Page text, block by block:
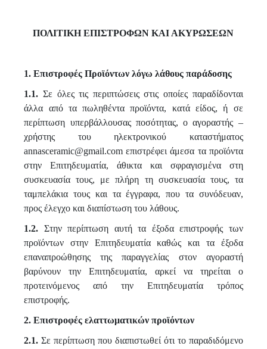
ΠΟΛΙΤΙΚΗ ΕΠΙΣΤΡΟΦΩΝ ΚΑΙ ΑΚΥΡΩΣΕΩΝ
1. Επιστροφές Προϊόντων λόγω λάθους παράδοσης
1.1. Σε όλες τις περιπτώσεις στις οποίες παραδίδονται
άλλα από τα πωληθέντα προϊόντα, κατά είδος, ή σε
περίπτωση υπερβάλλουσας ποσότητας, ο αγοραστής –
χρήστης του ηλεκτρονικού καταστήματος
annasceramic@gmail.com επιστρέφει άμεσα τα προϊόντα
στην Επιτηδευματία, άθικτα και σφραγισμένα στη
συσκευασία τους, με πλήρη τη συσκευασία τους, τα
ταμπελάκια τους και τα έγγραφα, που τα συνόδευαν,
προς έλεγχο και διαπίστωση του λάθους.
1.2. Στην περίπτωση αυτή τα έξοδα επιστροφής των
προϊόντων στην Επιτηδευματία καθώς και τα έξοδα
επαναπροώθησης της παραγγελίας στον αγοραστή
βαρύνουν την Επιτηδευματία, αρκεί να τηρείται ο
προτεινόμενος από την Επιτηδευματία τρόπος
επιστροφής.
2. Επιστροφές ελαττωματικών προϊόντων
2.1.Σε περίπτωση που διαπιστωθεί ότι το παραδιδόμενο